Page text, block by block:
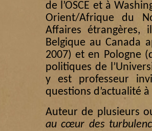
de l’OSCE et à
Orient/Afrique du
Affaires étrangères,
Belgique au Canada
2007) et en Pologne
politiques de
y est professeur
questions d’actualité
Auteur de plusieurs
au cœur des